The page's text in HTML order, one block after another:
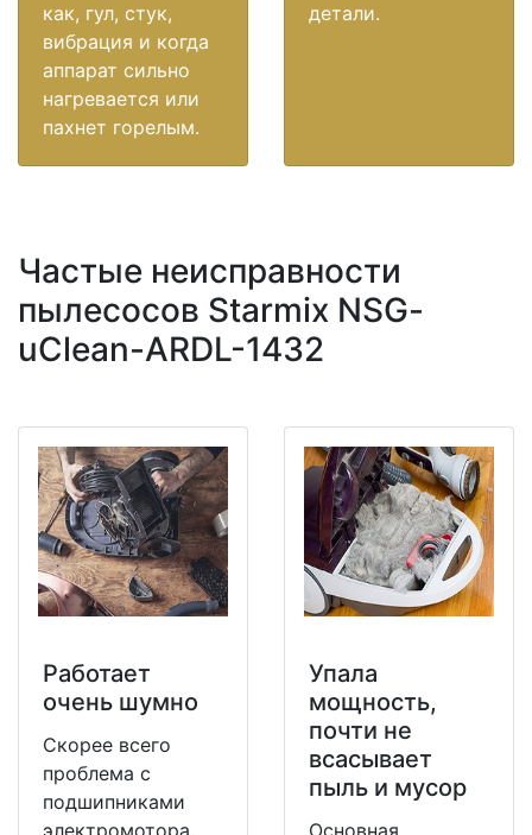
как, гул, стук,
вибрация и когда
аппарат сильно
нагревается или
пахнет горелым.
детали.
Частые неисправности
пылесосов Starmix NSG-
uClean-ARDL-1432
Работает
очень шумно
Скорее всего
проблема с
подшипниками
Упала
мощность,
почти не
всасывает
пыль и мусор